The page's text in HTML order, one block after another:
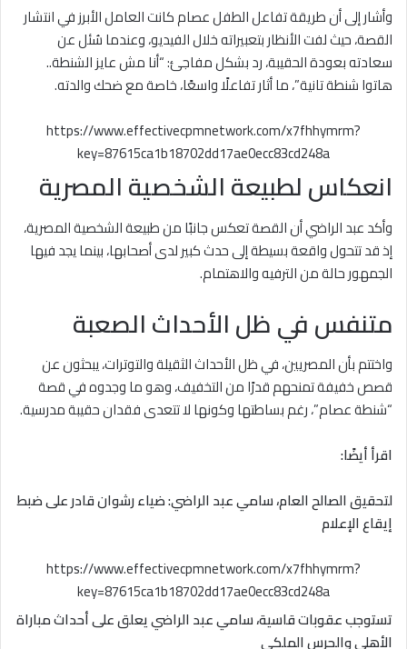
وأشار إلى أن طريقة تفاعل الطفل عصام كانت العامل الأبرز في انتشار
القصة، حيث لفت الأنظار بتعبيراته خلال الفيديو، وعندما سُئل عن
سعادته بعودة الحقيبة، رد بشكل مفاجئ: “أنا مش عايز الشنطة..
هاتوا شنطة تانية”، ما أثار تفاعلًا واسعًا، خاصة مع ضحك والدته.
https://www.effectivecpmnetwork.com/x7fhhymrm?
key=87615ca1b18702dd17ae0ecc83cd248a
انعكاس لطبيعة الشخصية المصرية
وأكد عبد الراضي أن القصة تعكس جانبًا من طبيعة الشخصية المصرية،
إذ قد تتحول واقعة بسيطة إلى حدث كبير لدى أصحابها، بينما يجد فيها
الجمهور حالة من الترفيه والاهتمام.
متنفس في ظل الأحداث الصعبة
واختتم بأن المصريين، في ظل الأحداث الثقيلة والتوترات، يبحثون عن
قصص خفيفة تمنحهم قدرًا من التخفيف، وهو ما وجدوه في قصة
“شنطة عصام”، رغم بساطتها وكونها لا تتعدى فقدان حقيبة مدرسية.
اقرأ أيضًا:
لتحقيق الصالح العام، سامي عبد الراضي: ضياء رشوان قادر على ضبط
إيقاع الإعلام
https://www.effectivecpmnetwork.com/x7fhhymrm?
key=87615ca1b18702dd17ae0ecc83cd248a
تستوجب عقوبات قاسية، سامي عبد الراضي يعلق على أحداث مباراة
الأهلي والحرس الملكي